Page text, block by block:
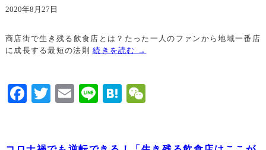
2020年8月27日
商店街で生き残る飲食店とは？たった一人のファンから地域一番店
に成長する最短の法則続きを読む →
Facebook
TwitterEmailLineHatena